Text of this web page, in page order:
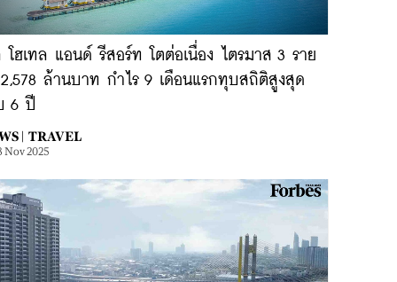
โฮเทล แอนด์ รีสอร์ท โตต่อเนื่อง ไตรมาส 3 ราย
ล้านบาท กำไร 9 เดือนแรกทุบสถิติสูงสุด
6 ปี
| TRAVEL
Nov 2025